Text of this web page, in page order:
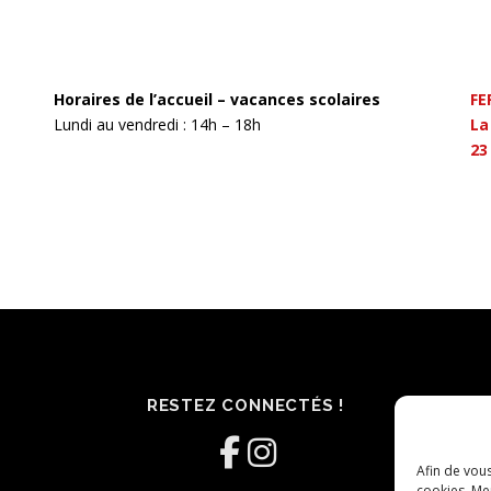
Afin de
Horaires de l’accueil – vacances scolaires
Lundi au vendredi : 14h – 18h
RESTEZ CONNECTÉS !